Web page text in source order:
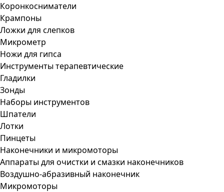
Коронкосниматели
Крампоны
Ложки для слепков
Микрометр
Ножи для гипса
Инструменты терапевтические
Гладилки
Зонды
Наборы инструментов
Шпатели
Лотки
Пинцеты
Наконечники и микромоторы
Аппараты для очистки и смазки наконечников
Воздушно-абразивный наконечник
Микромоторы